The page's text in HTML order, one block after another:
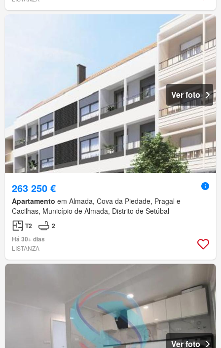
Ver foto
263 250 €
Apartamento em Almada, Cova da Piedade, Pragal e
Cacilhas, Município de Almada, Distrito de Setúbal
T2
2
Há 30+ dias
LISTANZA
Ver foto